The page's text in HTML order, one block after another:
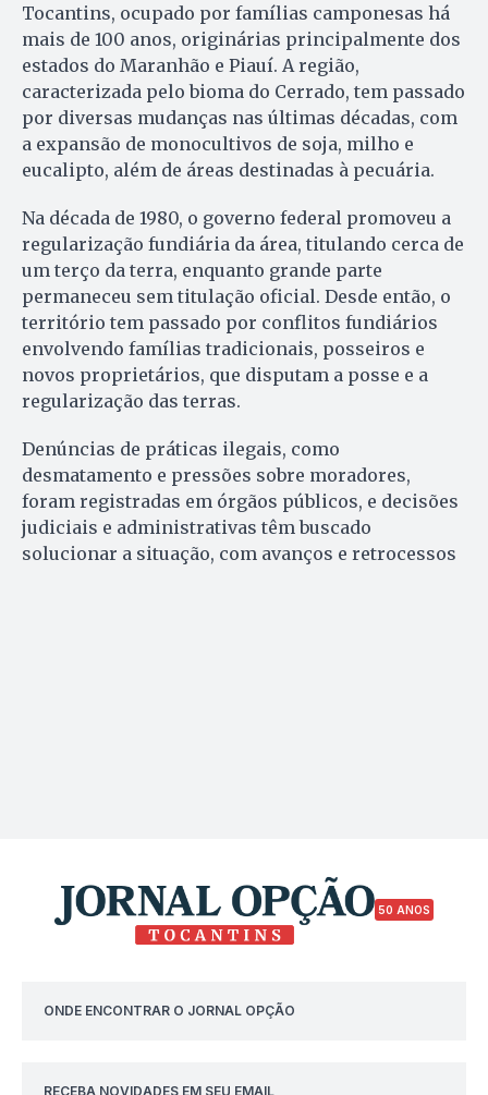
Tocantins, ocupado por famílias camponesas há
mais de 100 anos, originárias principalmente dos
estados do Maranhão e Piauí. A região,
caracterizada pelo bioma do Cerrado, tem passado
por diversas mudanças nas últimas décadas, com
a expansão de monocultivos de soja, milho e
eucalipto, além de áreas destinadas à pecuária.
Na década de 1980, o governo federal promoveu a
regularização fundiária da área, titulando cerca de
um terço da terra, enquanto grande parte
permaneceu sem titulação oficial. Desde então, o
território tem passado por conflitos fundiários
envolvendo famílias tradicionais, posseiros e
novos proprietários, que disputam a posse e a
regularização das terras.
Denúncias de práticas ilegais, como
desmatamento e pressões sobre moradores,
foram registradas em órgãos públicos, e decisões
judiciais e administrativas têm buscado
solucionar a situação, com avanços e retrocessos
50 ANOS
ONDE ENCONTRAR O JORNAL OPÇÃO
RECEBA NOVIDADES EM SEU EMAIL